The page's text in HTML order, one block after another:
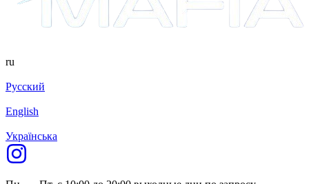
ru
Русский
English
Українська